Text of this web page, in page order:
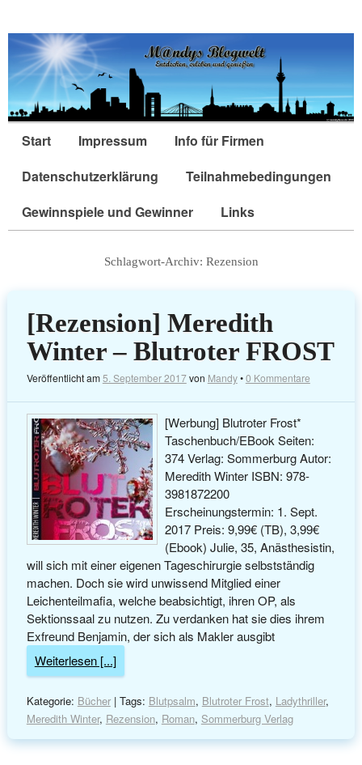
Start Impressum
Info für Firmen
Datenschutzerklärung
Teilnahmebedingungen
Gewinnspiele und Gewinner
Links
Schlagwort-Archiv: Rezension
[Rezension] Meredith
Winter – Blutroter FROST
Veröffentlicht am5. September 2017von Mandy•0 Kommentare
[Werbung] Blutroter Frost*
Taschenbuch/EBook Seiten:
374 Verlag: Sommerburg Autor:
Meredith Winter ISBN: 978-
3981872200
Erscheinungstermin: 1. Sept.
2017 Preis: 9,99€ (TB), 3,99€
(Ebook) Julie, 35, Anästhesistin,
will sich mit einer eigenen Tageschirurgie selbstständig
machen. Doch sie wird unwissend Mitglied einer
Leichenteilmafia, welche beabsichtigt, ihren OP, als
Sektionssaal zu nutzen. Zu verdanken hat sie dies ihrem
Exfreund Benjamin, der sich als Makler ausgibt
Weiterlesen [...]
Kategorie: Bücher| Tags: Blutpsalm, Blutroter Frost, Ladythriller,
Meredith Winter, Rezension, Roman, Sommerburg Verlag